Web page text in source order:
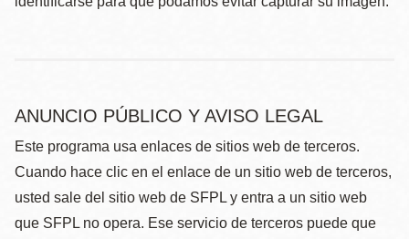
ANUNCIO PÚBLICO Y AVISO LEGAL
Este programa usa enlaces de sitios web de terceros.
Cuando hace clic en el enlace de un sitio web de terceros,
usted sale del sitio web de SFPL y entra a un sitio web
que SFPL no opera. Ese servicio de terceros puede que